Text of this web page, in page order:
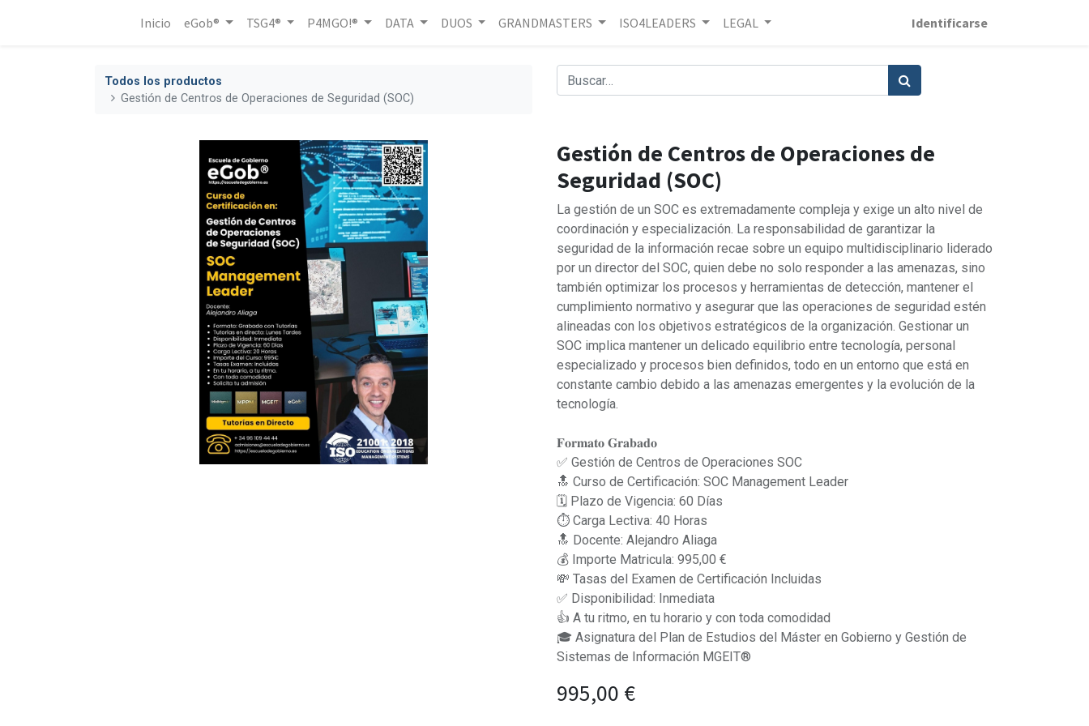
Inicio eGob® TSG4® P4MGO!® DATA DUOS GRANDMASTERS ISO4LEADERS LEGAL Identificarse
Todos los productos
Gestión de Centros de Operaciones de Seguridad (SOC)
Gestión de Centros de Operaciones de
Seguridad (SOC)
La gestión de un SOC es extremadamente compleja y exige un alto nivel de
coordinación y especialización. La responsabilidad de garantizar la
seguridad de la información recae sobre un equipo multidisciplinario liderado
por un director del SOC, quien debe no solo responder a las amenazas, sino
también optimizar los procesos y herramientas de detección, mantener el
cumplimiento normativo y asegurar que las operaciones de seguridad estén
alineadas con los objetivos estratégicos de la organización. Gestionar un
SOC implica mantener un delicado equilibrio entre tecnología, personal
especializado y procesos bien definidos, todo en un entorno que está en
constante cambio debido a las amenazas emergentes y la evolución de la
tecnología.
𝐅𝐨𝐫𝐦𝐚𝐭𝐨 𝐆𝐫𝐚𝐛𝐚𝐝𝐨
✅ Gestión de Centros de Operaciones SOC
🔝 Curso de Certificación: SOC Management Leader
🗓 Plazo de Vigencia: 60 Días
⏱ Carga Lectiva: 40 Horas
🔝 Docente: Alejandro Aliaga
💰 Importe Matricula: 995,00 €
💸 Tasas del Examen de Certificación Incluidas
✅ Disponibilidad: Inmediata
👍 A tu ritmo, en tu horario y con toda comodidad
🎓 Asignatura del Plan de Estudios del Máster en Gobierno y Gestión de
Sistemas de Información MGEIT®
995,00 €